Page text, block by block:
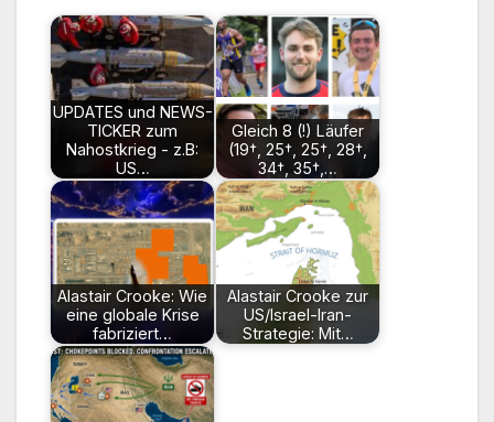
UPDATES und NEWS-
TICKER zum
Nahostkrieg - z.B:
US…
Gleich 8 (!) Läufer
(19†, 25†, 25†, 28†,
34†, 35†,…
Alastair Crooke: Wie
eine globale Krise
fabriziert…
Alastair Crooke zur
US/Israel-Iran-
Strategie: Mit…